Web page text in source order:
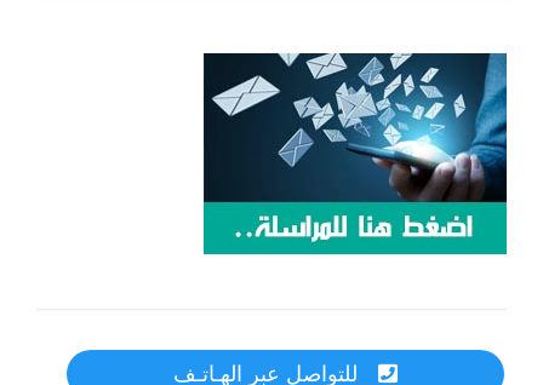
للتواصل عبر الهـاتـف